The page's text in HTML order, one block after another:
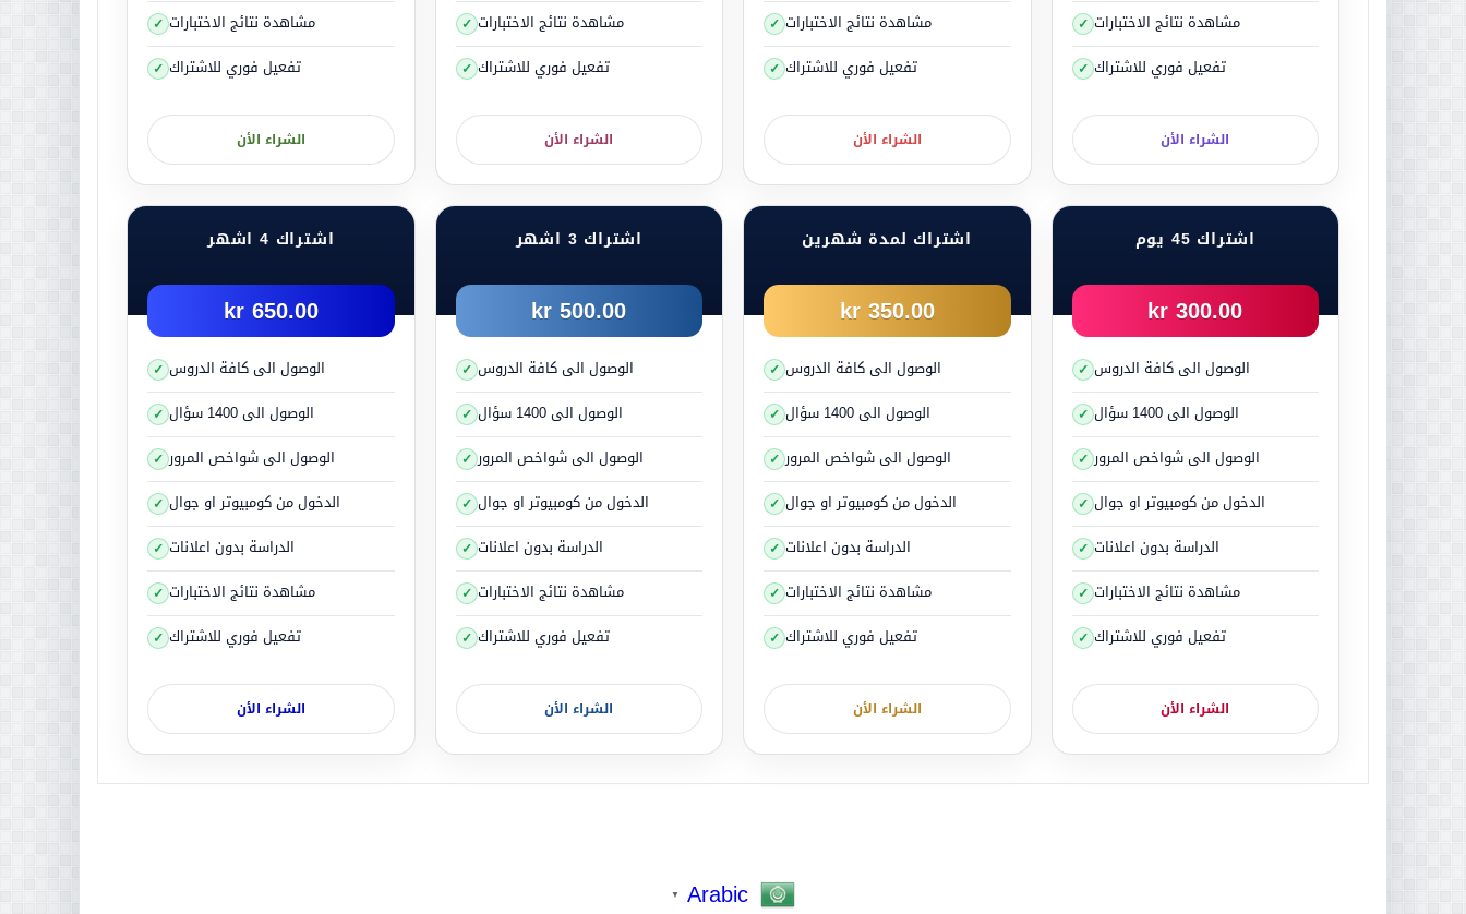
القليل من التوتر قد يحسن القدرة على القيادة
ان القليل من التوتر قد يحسن القدرة على القيادة وهنا نقول القليل ولكن للأسف اغلب الناس تصاب بالتوتر بشكل كبير
عندما يكون الشخص متوتراً قليلاً هذا يجعل قدرة تركيزه اكبر خوفاً من المخاطر او ارتكاب الأخطاء
ولكن عندما يصاب المرء بالتوتر الشديد هذا يفقده جميع ميزاته وحواسه ويرتكب الأخطاء مراراً وتكراراً
ماذا يطرأ على الجسم خلال حالة الإجهاد والتوتر؟
تنبيه العضلات.
ارتفاع ضغط الدم.
زيادة معدل التنفس.
شعور بضيق في التنفس.
بطئ في عملية الهضم.
الشعور بالإرهاق.
بطئ الجهاز المناعي.
ارتفاع معدل ضربات القلب.
عدم وجود الحافز أو التشجيع
تنبيه الجهاز العصبي
عدم القدرة على الاسترخاء أو النوم.
إن التعرض للتوتر لا يؤذي صحة الجسم فقط
بل طريقة التعامل لهذا الوضع هي التي تؤثر، بمعنى آخر، كلما كانت ردة فعل الجسم تجاه حالات التوتر عنيفة وشديدة،
كلما ازدادت خطورة الإصابة بالأزمات القلبية و الأمراض المزمنة خلال السنوات القادمة.
مشاهدة نتائج الاختبارات
تفعيل فوري للاشتراك
الشراء الأن
مشاهدة نتائج الاختبارات
تفعيل فوري للاشتراك
الشراء الأن
مشاهدة نتائج الاختبارات
تفعيل فوري للاشتراك
الشراء الأن
مشاهدة نتائج الاختبارات
تفعيل فوري للاشتراك
الشراء الأن
اشتراك 45 يوم
300.00 kr
الوصول الى كافة الدروس
الوصول الى 1400 سؤال
الوصول الى شواخص المرور
الدخول من كومبيوتر او جوال
الدراسة بدون اعلانات
مشاهدة نتائج الاختبارات
تفعيل فوري للاشتراك
الشراء الأن
اشتراك لمدة شهرين
350.00 kr
الوصول الى كافة الدروس
الوصول الى 1400 سؤال
الوصول الى شواخص المرور
الدخول من كومبيوتر او جوال
الدراسة بدون اعلانات
مشاهدة نتائج الاختبارات
تفعيل فوري للاشتراك
الشراء الأن
اشتراك 3 اشهر
500.00 kr
الوصول الى كافة الدروس
الوصول الى 1400 سؤال
الوصول الى شواخص المرور
الدخول من كومبيوتر او جوال
الدراسة بدون اعلانات
مشاهدة نتائج الاختبارات
تفعيل فوري للاشتراك
الشراء الأن
اشتراك 4 اشهر
650.00 kr
الوصول الى كافة الدروس
الوصول الى 1400 سؤال
الوصول الى شواخص المرور
الدخول من كومبيوتر او جوال
الدراسة بدون اعلانات
مشاهدة نتائج الاختبارات
تفعيل فوري للاشتراك
الشراء الأن
Arabic
▼